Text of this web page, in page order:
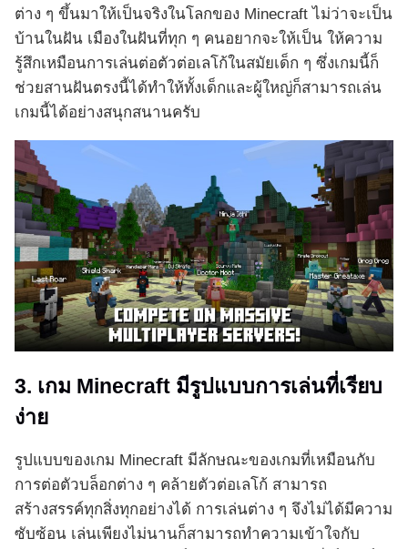
ต่าง ๆ ขึ้นมาให้เป็นจริงในโลกของ Minecraft ไม่ว่าจะเป็น
บ้านในฝัน เมืองในฝันที่ทุก ๆ คนอยากจะให้เป็น ให้ความ
รู้สึกเหมือนการเล่นต่อตัวต่อเลโก้ในสมัยเด็ก ๆ ซึ่งเกมนี้ก็
ช่วยสานฝันตรงนี้ได้ทำให้ทั้งเด็กและผู้ใหญ่ก็สามารถเล่น
เกมนี้ได้อย่างสนุกสนานครับ
3. เกม Minecraft มีรูปแบบการเล่นที่เรียบ
ง่าย
รูปแบบของเกม Minecraft มีลักษณะของเกมที่เหมือนกับ
การต่อตัวบล็อกต่าง ๆ คล้ายตัวต่อเลโก้ สามารถ
สร้างสรรค์ทุกสิ่งทุกอย่างได้ การเล่นต่าง ๆ จึงไม่ได้มีความ
ซับซ้อน เล่นเพียงไม่นานก็สามารถทำความเข้าใจกับ